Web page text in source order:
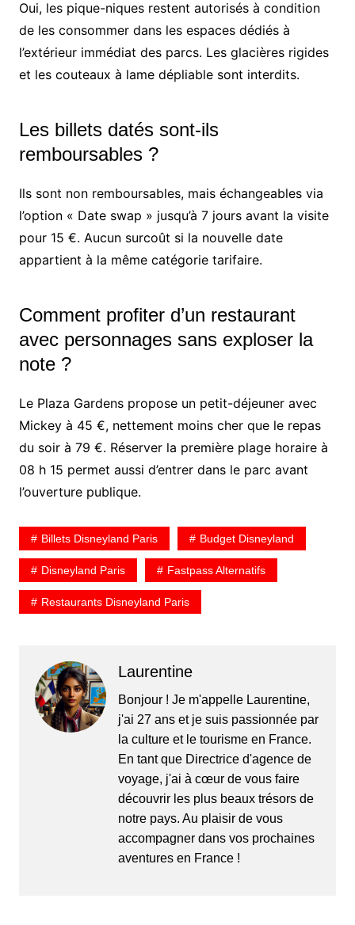
Oui, les pique-niques restent autorisés à condition
de les consommer dans les espaces dédiés à
l’extérieur immédiat des parcs. Les glacières rigides
et les couteaux à lame dépliable sont interdits.
Les billets datés sont-ils
remboursables ?
Ils sont non remboursables, mais échangeables via
l’option « Date swap » jusqu’à 7 jours avant la visite
pour 15 €. Aucun surcoût si la nouvelle date
appartient à la même catégorie tarifaire.
Comment profiter d’un restaurant
avec personnages sans exploser la
note ?
Le Plaza Gardens propose un petit-déjeuner avec
Mickey à 45 €, nettement moins cher que le repas
du soir à 79 €. Réserver la première plage horaire à
08 h 15 permet aussi d’entrer dans le parc avant
l’ouverture publique.
Billets Disneyland Paris Budget Disneyland
Disneyland Paris Fastpass Alternatifs
Restaurants Disneyland Paris
Laurentine
Bonjour ! Je m'appelle Laurentine,
j'ai 27 ans et je suis passionnée par
la culture et le tourisme en France.
En tant que Directrice d'agence de
voyage, j'ai à cœur de vous faire
découvrir les plus beaux trésors de
notre pays. Au plaisir de vous
accompagner dans vos prochaines
aventures en France !